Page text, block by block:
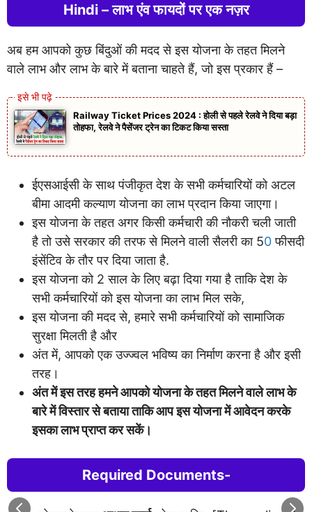
Hindi – लाभ एंव फायदों पर एक नज़र
अब हम आपको कुछ बिंदुओं की मदद से इस योजना के तहत मिलने
वाले लाभ और लाभ के बारे में बताना चाहते हैं, जो इस प्रकार हैं –
Railway Ticket Prices 2024 : होली से पहले रेलवे ने दिया बड़ा
तोहफा, रेलवे ने पैसेंजर ट्रेन का टिकट किया सस्ता
ईएसआईसी के साथ पंजीकृत देश के सभी कर्मचारियों को अटल
बीमा आदमी कल्याण योजना का लाभ प्रदान किया जाएगा।
इस योजना के तहत अगर किसी कर्मचारी की नौकरी चली जाती
है तो उसे सरकार की तरफ से मिलने वाली सैलरी का 50फीसदी
इंसेंटिव के तौर पर दिया जाता है.
इस योजना को 2 साल के लिए बढ़ा दिया गया है ताकि देश के
सभी कर्मचारियों को इस योजना का लाभ मिल सके,
इस योजना की मदद से, हमारे सभी कर्मचारियों को सामाजिक
सुरक्षा मिलती है और
अंत में, आपको एक उज्ज्वल भविष्य का निर्माण करना है और इसी
तरह।
अंत में इस तरह हमने आपको योजना के तहत मिलने वाले लाभ के
बारे में विस्तार से बताया ताकि आप इस योजना में आवेदन करके
इसका लाभ प्राप्त कर सकें।
Required Documents-